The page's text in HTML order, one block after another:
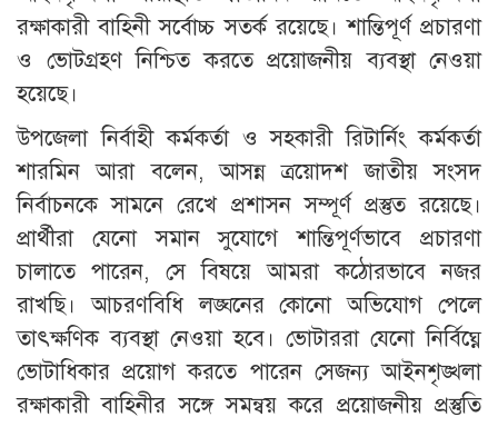
রক্ষাকারী বাহিনী সর্বোচ্চ সতর্ক রয়েছে। শান্তিপূর্ণ প্রচারণা
ও ভোটগ্রহণ নিশ্চিত করতে প্রয়োজনীয় ব্যবস্থা নেওয়া
হয়েছে।
উপজেলা নির্বাহী কর্মকর্তা ও সহকারী রিটার্নিং কর্মকর্তা
শারমিন আরা বলেন, আসন্ন ত্রয়োদশ জাতীয় সংসদ
নির্বাচনকে সামনে রেখে প্রশাসন সম্পূর্ণ প্রস্তুত রয়েছে।
প্রার্থীরা যেনো সমান সুযোগে শান্তিপূর্ণভাবে প্রচারণা
চালাতে পারেন, সে বিষয়ে আমরা কঠোরভাবে নজর
রাখছি। আচরণবিধি লঙ্ঘনের কোনো অভিযোগ পেলে
তাৎক্ষণিক ব্যবস্থা নেওয়া হবে। ভোটাররা যেনো নির্বিঘ্নে
ভোটাধিকার প্রয়োগ করতে পারেন সেজন্য আইনশৃঙ্খলা
রক্ষাকারী বাহিনীর সঙ্গে সমন্বয় করে প্রয়োজনীয় প্রস্তুতি